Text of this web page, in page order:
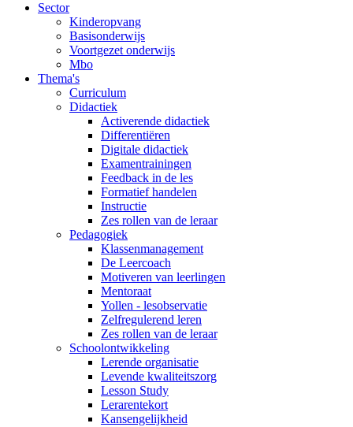
Sector
Kinderopvang
Basisonderwijs
Voortgezet onderwijs
Mbo
Thema's
Curriculum
Didactiek
Activerende didactiek
Differentiëren
Digitale didactiek
Examentrainingen
Feedback in de les
Formatief handelen
Instructie
Zes rollen van de leraar
Pedagogiek
Klassenmanagement
De Leercoach
Motiveren van leerlingen
Mentoraat
Yollen - lesobservatie
Zelfregulerend leren
Zes rollen van de leraar
Schoolontwikkeling
Lerende organisatie
Levende kwaliteitszorg
Lesson Study
Lerarentekort
Kansengelijkheid